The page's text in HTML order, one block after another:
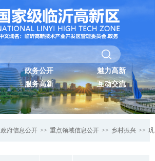
政务公开
魅力高新
服务高新
互动交流
政府信息公开 >> 重点领域信息公开 >> 乡村振兴 >> 巩